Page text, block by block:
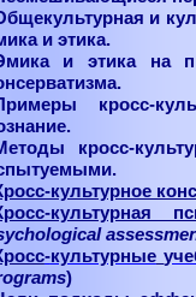
и
и этика.
и этика на
кросс-
кросс-
культурное
культурная
-культурные
)